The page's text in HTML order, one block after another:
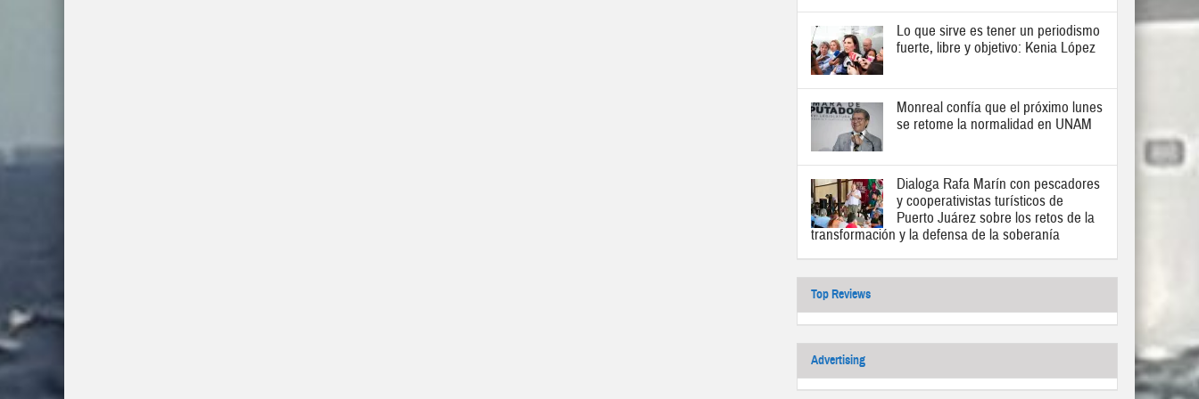
Lo que sirve es tener un periodismo
fuerte, libre y objetivo: Kenia López
Monreal confía que el próximo lunes
se retome la normalidad en UNAM
Dialoga Rafa Marín con pescadores
y cooperativistas turísticos de
Puerto Juárez sobre los retos de la
transformación y la defensa de la soberanía
Top Reviews
Advertising